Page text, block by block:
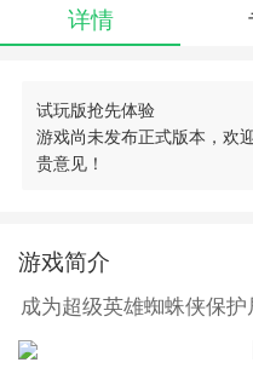
详情
试玩版抢先体验
游戏尚未发布正式版本，欢
贵意见！
游戏简介
成为超级英雄蜘蛛侠保护